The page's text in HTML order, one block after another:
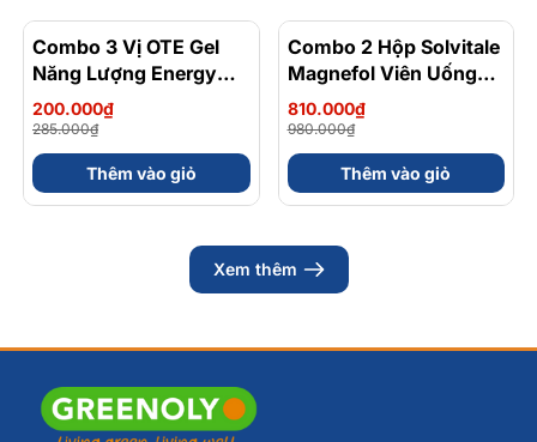
- 30%
Combo 3 Vị OTE Gel
Năng Lượng Energy
Gel Kết Hợp
Carbohydrate Điện Giải
56gram 82kcal
200.000₫
285.000₫
Thêm vào giỏ
- 17%
Combo 2 Hộp Solvitale
Magnefol Viên Uống
Magnesium
Bisglycinate + Vitamin
nhóm B (Hộp 30 Viên)
810.000₫
980.000₫
Thêm vào giỏ
Xem thêm